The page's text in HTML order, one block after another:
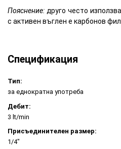
Пояснение: друго често
с активен въглен е карбонов
Спецификация
Тип:
за еднократна употреба
Дебит:
3 lt/min
Присъединителен размер:
1/4"